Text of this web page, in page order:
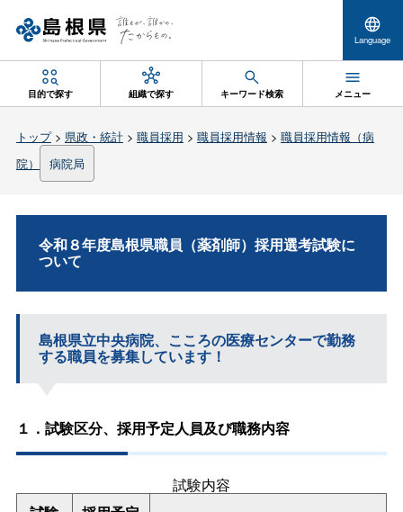
Language
目的で探す 組織で探す キーワード検索 メニュー
トップ> 県政・統計> 職員採用 > 職員採用情報 > 職員採用情報（病
院）
病院局
令和８年度島根県職員（薬剤師）採用選考試験に
ついて
島根県立中央病院、こころの医療センターで勤務
する職員を募集しています！
１．試験区分、採用予定人員及び職務内容
試験内容